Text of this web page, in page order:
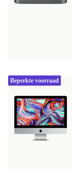
Beperkte voorraad